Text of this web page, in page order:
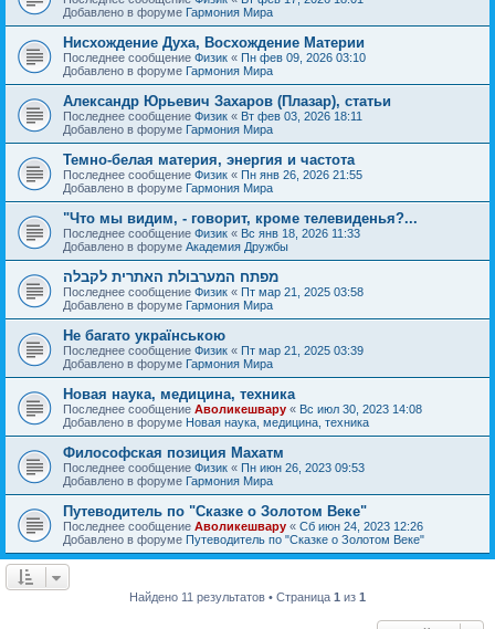
Добавлено в форуме Гармония Мира
Нисхождение Духа, Восхождение Материи
Последнее сообщение Физик « Пн фев 09, 2026 03:10
Добавлено в форуме Гармония Мира
Александр Юрьевич Захаров (Плазар), статьи
Последнее сообщение Физик « Вт фев 03, 2026 18:11
Добавлено в форуме Гармония Мира
Темно-белая материя, энергия и частота
Последнее сообщение Физик « Пн янв 26, 2026 21:55
Добавлено в форуме Гармония Мира
"Что мы видим, - говорит, кроме телевиденья?...
Последнее сообщение Физик « Вс янв 18, 2026 11:33
Добавлено в форуме Академия Дружбы
מפתח המערבולת האתרית לקבלה
Последнее сообщение Физик « Пт мар 21, 2025 03:58
Добавлено в форуме Гармония Мира
Не багато українською
Последнее сообщение Физик « Пт мар 21, 2025 03:39
Добавлено в форуме Гармония Мира
Новая наука, медицина, техника
Последнее сообщение Аволикешвару « Вс июл 30, 2023 14:08
Добавлено в форуме Новая наука, медицина, техника
Философская позиция Махатм
Последнее сообщение Физик « Пн июн 26, 2023 09:53
Добавлено в форуме Гармония Мира
Путеводитель по "Сказке о Золотом Веке"
Последнее сообщение Аволикешвару « Сб июн 24, 2023 12:26
Добавлено в форуме Путеводитель по "Сказке о Золотом Веке"
Найдено 11 результатов • Страница 1 из 1